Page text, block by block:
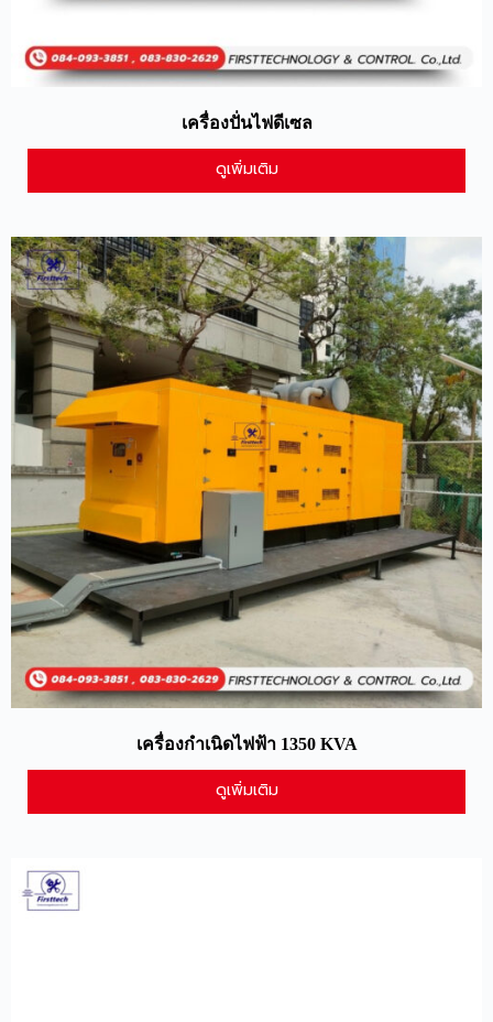
เครื่องปั่นไฟดีเซล
ดูเพิ่มเติม
เครื่องกำเนิดไฟฟ้า 1350 KVA
ดูเพิ่มเติม